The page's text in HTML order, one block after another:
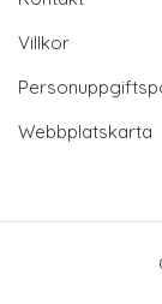
Villkor
Webbplatskarta